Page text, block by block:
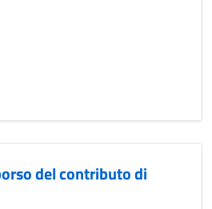
del contributo di